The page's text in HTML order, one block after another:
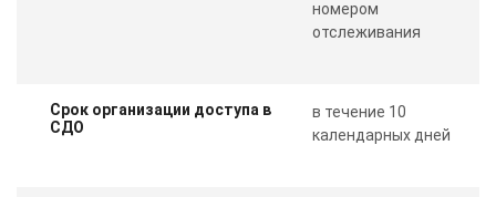
номером
отслеживания
Срок организации доступа в
СДО
в течение 10
календарных дней